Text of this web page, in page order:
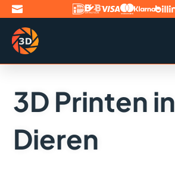

3D Printen in
Dieren